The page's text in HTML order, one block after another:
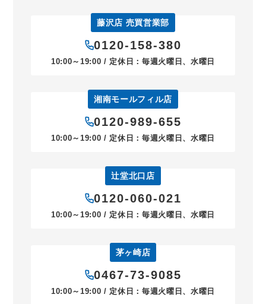
藤沢店 売買営業部
0120-158-380
10:00～19:00 / 定休日：毎週火曜日、水曜日
湘南モールフィル店
0120-989-655
10:00～19:00 / 定休日：毎週火曜日、水曜日
辻堂北口店
0120-060-021
10:00～19:00 / 定休日：毎週火曜日、水曜日
茅ヶ崎店
0467-73-9085
10:00～19:00 / 定休日：毎週火曜日、水曜日